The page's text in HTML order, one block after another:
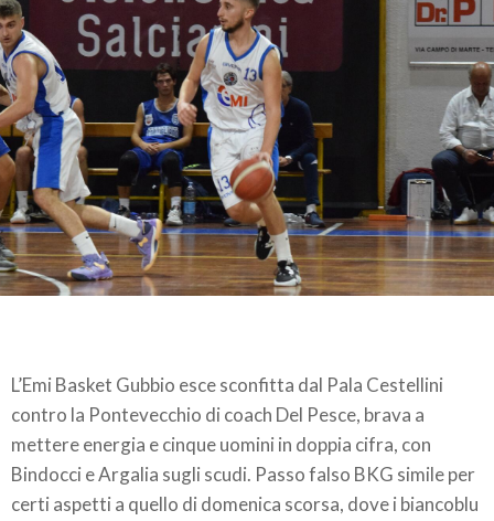
L’Emi Basket Gubbio esce sconfitta dal Pala Cestellini
contro la Pontevecchio di coach Del Pesce, brava a
mettere energia e cinque uomini in doppia cifra, con
Bindocci e Argalia sugli scudi. Passo falso BKG simile per
certi aspetti a quello di domenica scorsa, dove i biancoblu